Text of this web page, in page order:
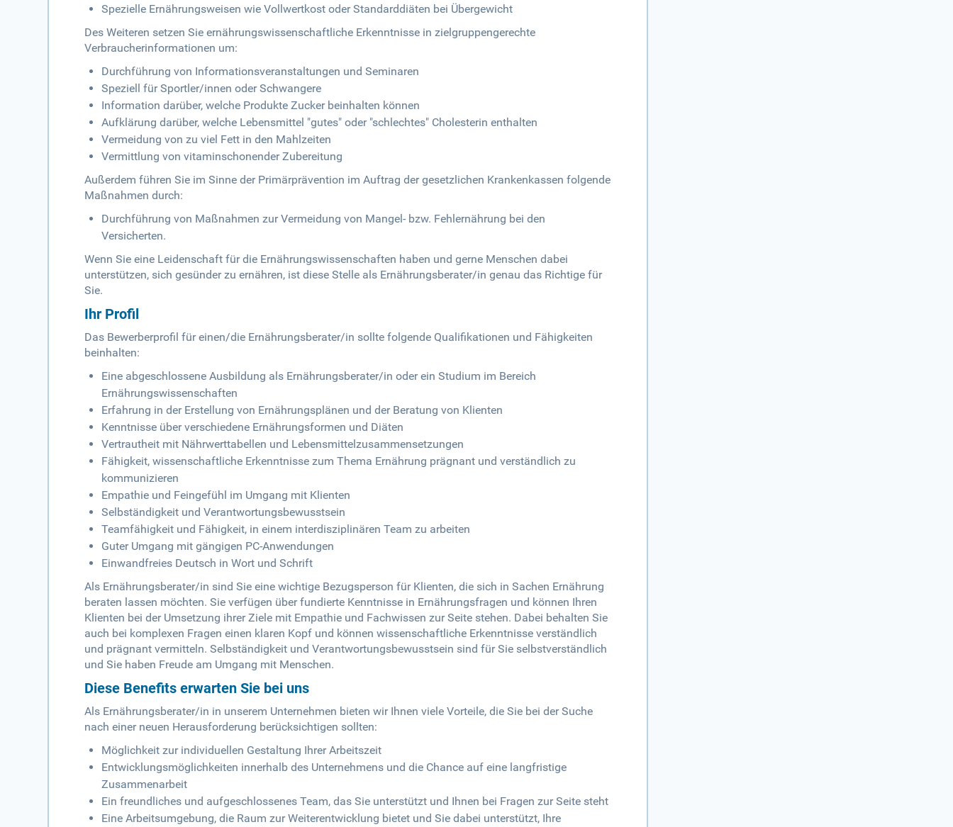
Spezielle Ernährungsweisen wie Vollwertkost oder Standarddiäten bei Übergewicht
Des Weiteren setzen Sie ernährungswissenschaftliche Erkenntnisse in zielgruppengerechte
Verbraucherinformationen um:
Durchführung von Informationsveranstaltungen und Seminaren
Speziell für Sportler/innen oder Schwangere
Information darüber, welche Produkte Zucker beinhalten können
Aufklärung darüber, welche Lebensmittel "gutes" oder "schlechtes" Cholesterin enthalten
Vermeidung von zu viel Fett in den Mahlzeiten
Vermittlung von vitaminschonender Zubereitung
Außerdem führen Sie im Sinne der Primärprävention im Auftrag der gesetzlichen Krankenkassen folgende
Maßnahmen durch:
Durchführung von Maßnahmen zur Vermeidung von Mangel- bzw. Fehlernährung bei den
Versicherten.
Wenn Sie eine Leidenschaft für die Ernährungswissenschaften haben und gerne Menschen dabei
unterstützen, sich gesünder zu ernähren, ist diese Stelle als Ernährungsberater/in genau das Richtige für
Sie.
Ihr Profil
Das Bewerberprofil für einen/die Ernährungsberater/in sollte folgende Qualifikationen und Fähigkeiten
beinhalten:
Eine abgeschlossene Ausbildung als Ernährungsberater/in oder ein Studium im Bereich
Ernährungswissenschaften
Erfahrung in der Erstellung von Ernährungsplänen und der Beratung von Klienten
Kenntnisse über verschiedene Ernährungsformen und Diäten
Vertrautheit mit Nährwerttabellen und Lebensmittelzusammensetzungen
Fähigkeit, wissenschaftliche Erkenntnisse zum Thema Ernährung prägnant und verständlich zu
kommunizieren
Empathie und Feingefühl im Umgang mit Klienten
Selbständigkeit und Verantwortungsbewusstsein
Teamfähigkeit und Fähigkeit, in einem interdisziplinären Team zu arbeiten
Guter Umgang mit gängigen PC-Anwendungen
Einwandfreies Deutsch in Wort und Schrift
Als Ernährungsberater/in sind Sie eine wichtige Bezugsperson für Klienten, die sich in Sachen Ernährung
beraten lassen möchten. Sie verfügen über fundierte Kenntnisse in Ernährungsfragen und können Ihren
Klienten bei der Umsetzung ihrer Ziele mit Empathie und Fachwissen zur Seite stehen. Dabei behalten Sie
auch bei komplexen Fragen einen klaren Kopf und können wissenschaftliche Erkenntnisse verständlich
und prägnant vermitteln. Selbständigkeit und Verantwortungsbewusstsein sind für Sie selbstverständlich
und Sie haben Freude am Umgang mit Menschen.
Diese Benefits erwarten Sie bei uns
Als Ernährungsberater/in in unserem Unternehmen bieten wir Ihnen viele Vorteile, die Sie bei der Suche
nach einer neuen Herausforderung berücksichtigen sollten:
Möglichkeit zur individuellen Gestaltung Ihrer Arbeitszeit
Entwicklungsmöglichkeiten innerhalb des Unternehmens und die Chance auf eine langfristige
Zusammenarbeit
Ein freundliches und aufgeschlossenes Team, das Sie unterstützt und Ihnen bei Fragen zur Seite steht
Eine Arbeitsumgebung, die Raum zur Weiterentwicklung bietet und Sie dabei unterstützt, Ihre